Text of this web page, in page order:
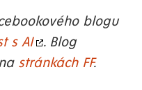
blogu
s AI
. Blog
stránkách FF.